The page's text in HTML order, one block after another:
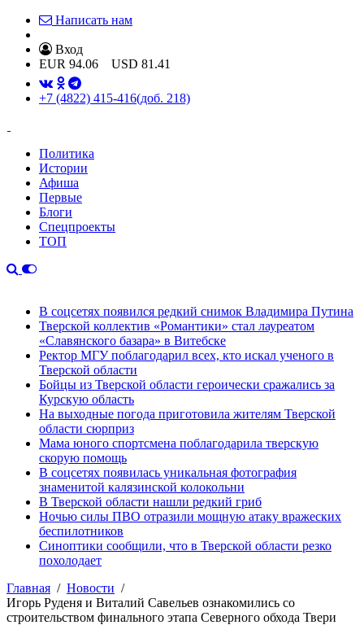
Написать нам
Вход
EUR 94.06 USD 81.41
+7 (4822) 415-416(доб. 218)
Политика
Истории
Афиша
Первые
Блоги
Спецпроекты
ТОП
В соцсетях появился редкий снимок Владимира Путина
Тверской коллектив «Романтики» стал лауреатом
«Славянского базара» в Витебске
Ректор МГУ поблагодарил всех, кто искал ученого в
Тверской области
Бойцы из Тверской области героически сражались за
Курскую область
На выходные погода приготовила жителям Тверской
области сюрприз
Мама юного спортсмена поблагодарила тверскую
скорую помощь
В соцсетях появилась уникальная фотография
знаменитой калязинской колокольни
В Тверской области нашли редкий гриб
Ночью силы ПВО отразили мощную атаку вражеских
беспилотников
Синоптики сообщили, что в Тверской области резко
похолодает
Главная
Новости
Игорь Руденя и Виталий Савельев ознакомились со
строительством финального этапа Северного обхода Твери